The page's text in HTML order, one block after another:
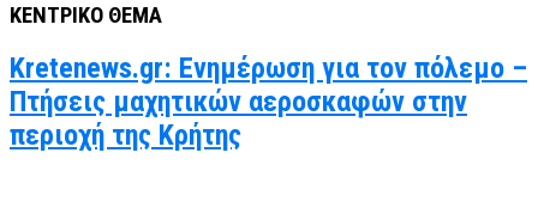
ΚΕΝΤΡΙΚΟ ΘΕΜΑ
Kretenews.gr: Ενημέρωση για τον πόλεμο –
Πτήσεις μαχητικών αεροσκαφών στην
περιοχή της Κρήτης